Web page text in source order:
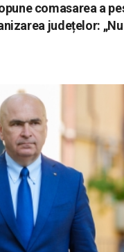
comasarea a
județelor: